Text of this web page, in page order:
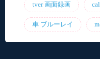
tver 画面録画
車 ブルーレイ